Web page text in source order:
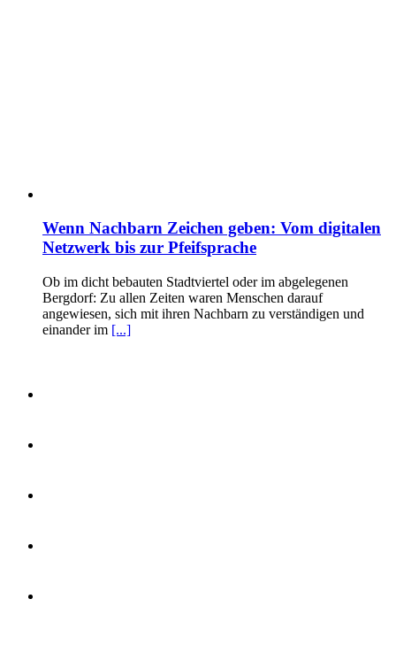
Wenn Nachbarn Zeichen geben: Vom digitalen
Netzwerk bis zur Pfeifsprache
Ob im dicht bebauten Stadtviertel oder im abgelegenen
Bergdorf: Zu allen Zeiten waren Menschen darauf
angewiesen, sich mit ihren Nachbarn zu verständigen und
einander im [...]